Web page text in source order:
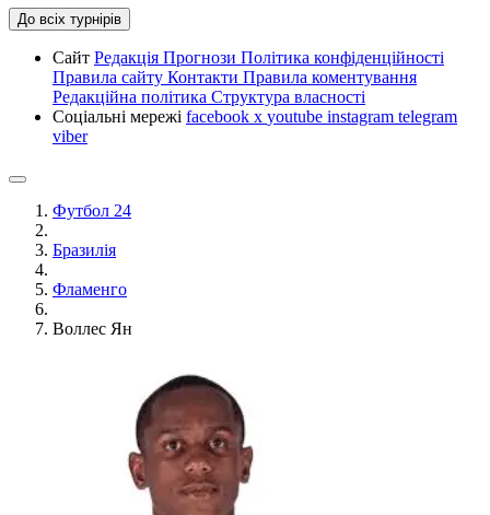
До всіх турнірів
Сайт Редакція Прогнози Політика конфіденційності
Правила сайту Контакти Правила коментування
Редакційна політика Структура власності
Соціальні мережі facebook x youtube instagram telegram
viber
Футбол 24
Бразилія
Фламенго
Воллес Ян